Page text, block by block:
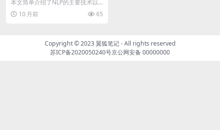
本文简单介绍了NLP的主要技术以
及应用领域，适合希望成为人工智
能产品经理的产品新...
10 月前 65
Copyright © 2023翼狐笔记- All rights reserved
苏ICP备2020050240号京公网安备 00000000